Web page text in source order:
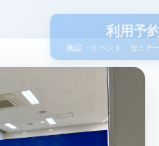
利用予
施設・イベント・セミナ